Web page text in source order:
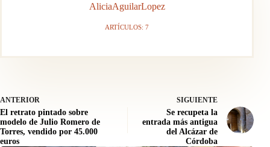
AliciaAguilarLopez
ARTÍCULOS: 7
ANTERIOR
El retrato pintado sobre
modelo de Julio Romero de
Torres, vendido por 45.000
euros
SIGUIENTE
Se recupeta la
entrada más antigua
del Alcázar de
Córdoba